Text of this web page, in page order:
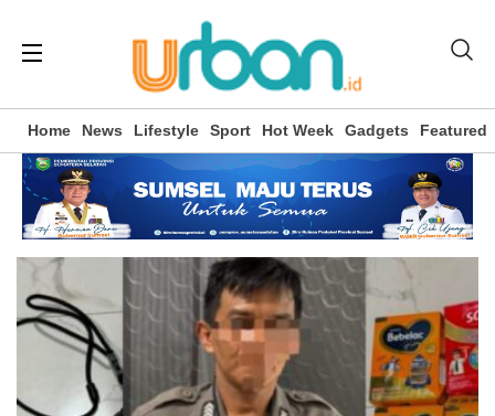
Home News Lifestyle Sport Hot Week Gadgets Featured